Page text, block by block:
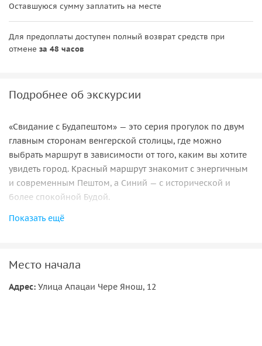
Оставшуюся сумму заплатить на месте
Для предоплаты доступен полный возврат средств при
отмене за 48 часов
Подробнее об экскурсии
«Свидание с Будапештом» — это серия прогулок по двум
главным сторонам венгерской столицы, где можно
выбрать маршрут в зависимости от того, каким вы хотите
увидеть город. Красный маршрут знакомит с энергичным
и современным Пештом, а Синий — с исторической и
более спокойной Будой.
В зависимости от выбранной опции вас ждёт прогулка по
несколько часов вы увидите главные символы города и
времён до наших дней.
Показать ещё
Место начала
Адрес: Улица Апацаи Чере Янош, 12